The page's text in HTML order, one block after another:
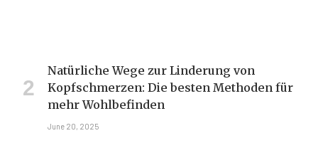
Natürliche Wege zur Linderung von
Kopfschmerzen: Die besten Methoden für
mehr Wohlbefinden
June 20, 2025